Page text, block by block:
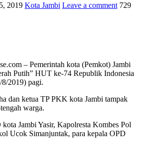
2019 Kota Jambi Leave a comment 729
– Pemerintah kota (Pemkot) Jambi
Putih” HUT ke-74 Republik Indonesia
2019) pagi.
dan ketua TP PKK kota Jambi tampak
warga.
Jambi Yasir, Kapolresta Kombes Pol
Ucok Simanjuntak, para kepala OPD